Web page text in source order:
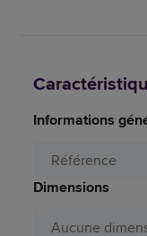
Informations
Référence
Dimensions
Aucune